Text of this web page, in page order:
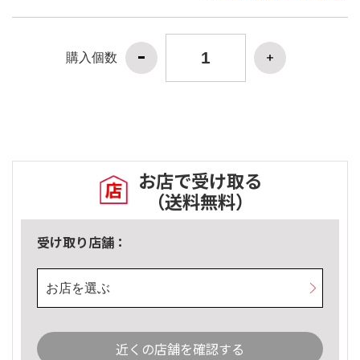
購入個数
お店で受け取る
（送料無料）
受け取り店舗：
お店を選ぶ
近くの店舗を確認する